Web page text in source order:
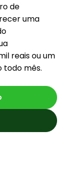
de
uma
reais ou um
todo mês.